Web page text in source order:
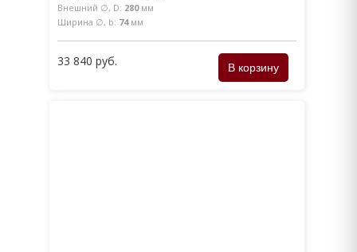
Внешний ∅, D: 280мм
Ширина ∅, b: 74мм
33 840 руб.